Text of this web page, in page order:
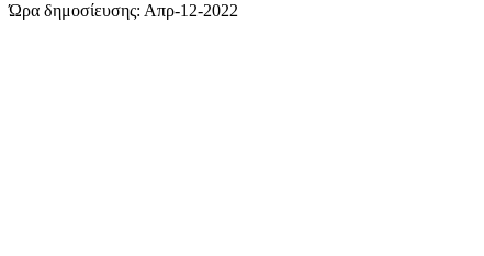
Ώρα δημοσίευσης: Απρ-12-2022